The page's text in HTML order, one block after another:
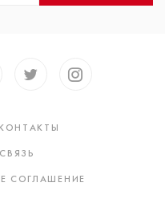
КОНТАКТЫ
СОГЛАШЕНИЕ